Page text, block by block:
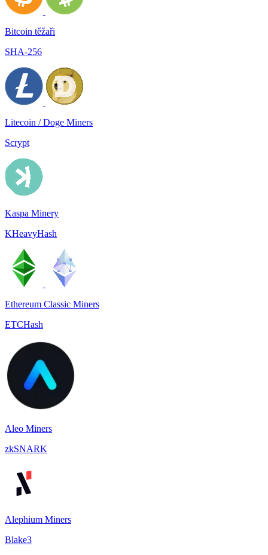
Bitcoin těžaři
SHA-256
Litecoin / Doge Miners
Scrypt
Kaspa Minery
KHeavyHash
Ethereum Classic Miners
ETCHash
Aleo Miners
zkSNARK
Alephium Miners
Blake3